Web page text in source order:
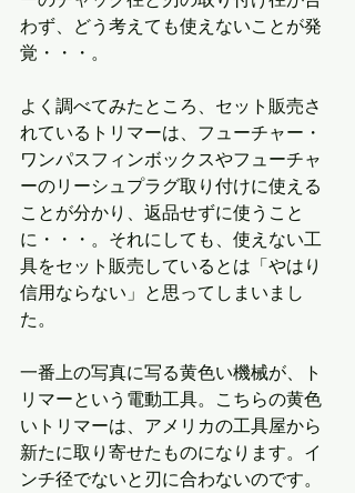
わず、どう考えても使えないことが発
覚・・・。
よく調べてみたところ、セット販売さ
れているトリマーは、フューチャー・
ワンパスフィンボックスやフューチャ
ーのリーシュプラグ取り付けに使える
ことが分かり、返品せずに使うこと
に・・・。それにしても、使えない工
具をセット販売しているとは「やはり
信用ならない」と思ってしまいまし
た。
一番上の写真に写る黄色い機械が、ト
リマーという電動工具。こちらの黄色
いトリマーは、アメリカの工具屋から
新たに取り寄せたものになります。イ
ンチ径でないと刃に合わないのです。